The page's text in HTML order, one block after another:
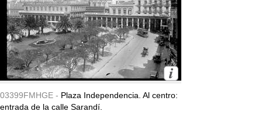
03399FMHGE - Plaza Independencia. Al centro:
entrada de la calle Sarandí.